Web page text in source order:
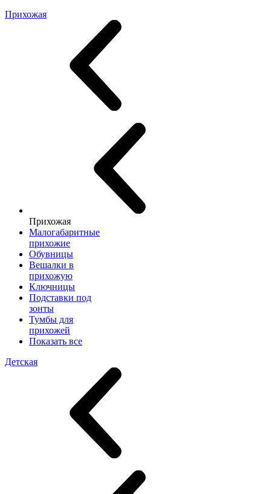
Прихожая
Прихожая
Малогабаритные
прихожие
Обувницы
Вешалки в
прихожую
Ключницы
Подставки под
зонты
Тумбы для
прихожей
Показать все
Детская